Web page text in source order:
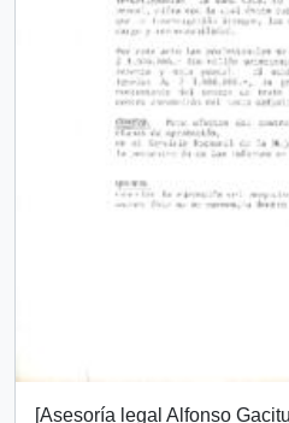
[Asesoría legal Alfonso